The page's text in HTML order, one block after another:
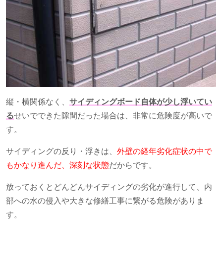
縦・横関係なく、 サイディングボード自体が少し浮いてい
るせいでできた隙間だった場合は、非常に危険度が高いで
す。
サイディングの反り・浮きは、 外壁の経年劣化症状の中で
もかなり進んだ、深刻な状態だからです。
放っておくとどんどんサイディングの劣化が進行して、内
部への水の侵入や大きな修繕工事に繋がる危険がありま
す。